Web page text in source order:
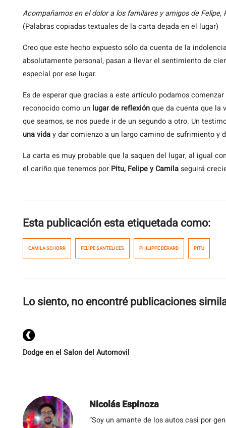
Acompañamos en el dolor a los familares y amigos de Felipe,
(Palabras copiadas textuales de la carta dejada en el lugar)
Creo que este hecho expuesto sólo da cuenta de la
absolutamente personal, pasan a llevar el sentimiento de
especial por ese lugar.
Es de esperar que gracias a este artículo podamos
reconocido como un lugar de reflexiónque da cuenta que la
que seamos, se nos puede ir de un segundo a otro. Un
una viday dar comienzo a un largo camino de sufrimiento y
La carta es muy probable que la saquen del lugar, al igual
el cariño que tenemos por Pitu, Felipe y Camilaseguirá
Esta publicación esta etiquetada como:
CAMILA SCHORR FELIPE SANTELICES PHILIPPE BERARD PITU
Lo siento, no encontré publicaciones
Dodge en el Salon del Automovil
Nicolás Espinoza
“Soy un amante de los autos casi por